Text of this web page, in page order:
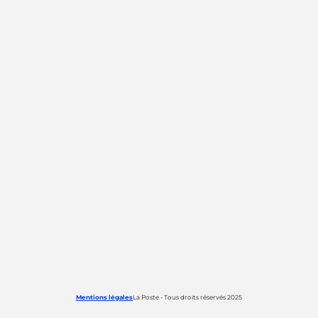
Mentions légalesLa Poste - Tous droits réservés 2025